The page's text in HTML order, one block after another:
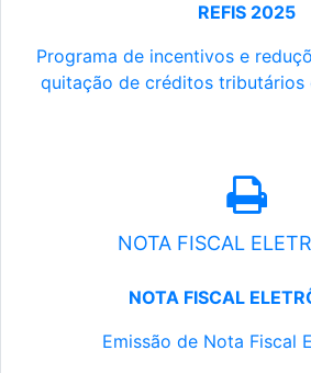
REFIS 2025
Programa de incentivos e
quitação de créditos tributários
NOTA FISCAL
NOTA FISCAL
Emissão de Nota Fiscal